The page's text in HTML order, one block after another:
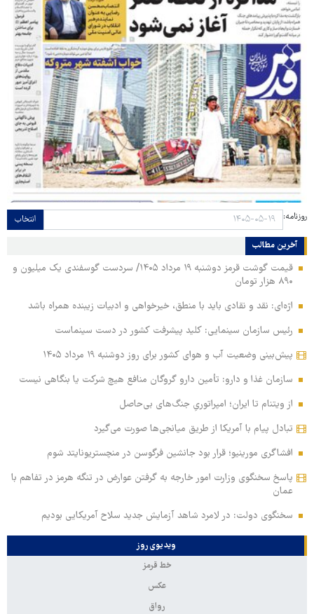
روزنامه: انتخاب
آخرین مطالب
قیمت گوشت قرمز دوشنبه ۱۹ مرداد ۱۴۰۵/ سردست گوسفندی یک میلیون و
۸۹۰ هزار تومان
اژه‌ای: نقد و نقادی باید با منطق، خیرخواهی و ادبیات زیبنده همراه باشد
رئیس سازمان سینمایی: کلید پیشرفت کشور در دست سینماست
پیش‌بینی وضعیت آب و هوای کشور برای روز دوشنبه ۱۹ مرداد ۱۴۰۵
سازمان غذا و دارو: تأمین دارو گروگان منافع هیچ شرکت یا بنگاهی نیست
از ویتنام تا ایران؛ امپراتوریِ جنگ‌های بی‌حاصل
تبادل پیام با آمریکا از طریق میانجی‌ها صورت می‌گیرد
افشاگری مورینیو؛ قرار بود جانشین فرگوسن در منچستریونایتد شوم
پاسخ سخنگوی وزارت امور خارجه به گرفتن عوارض در تنگه هرمز در تفاهم با
عمان
سخنگوی دولت: در لامرد شاهد آزمایش جدید سلاح آمریکایی بودیم
ویدیوی روز
خط قرمز
عکس
رواق